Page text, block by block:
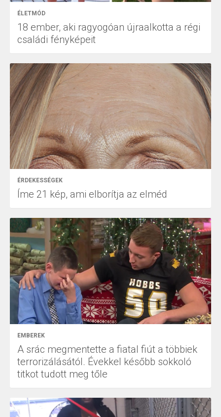
ÉLETMÓD
18 ember, aki ragyogóan újraalkotta a régi
családi fényképeit
ÉRDEKESSÉGEK
Íme 21 kép, ami elborítja az elméd
EMBEREK
A srác megmentette a fiatal fiút a többiek
terrorizálásától. Évekkel később sokkoló
titkot tudott meg tőle